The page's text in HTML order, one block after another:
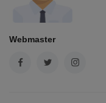
Webmaster